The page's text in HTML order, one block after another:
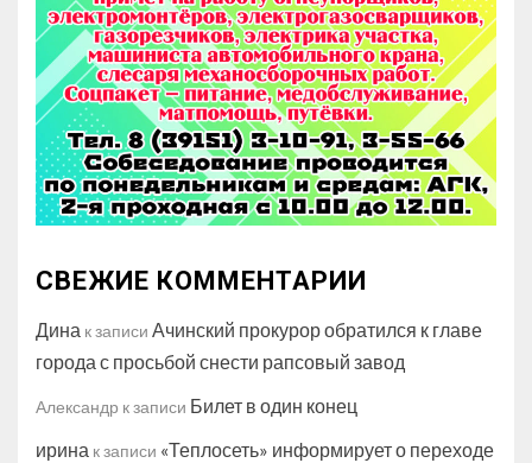
СВЕЖИЕ КОММЕНТАРИИ
Дина к записи Ачинский прокурор обратился к главе
города с просьбой снести рапсовый завод
Александр к записи Билет в один конец
ирина к записи «Теплосеть» информирует о переходе